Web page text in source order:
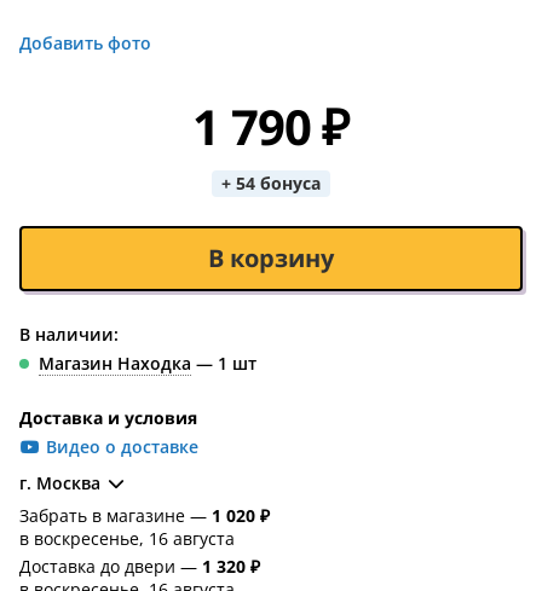
Добавить фото
1 790 ₽
+ 54 бонуса
В корзину
В наличии:
Магазин Находка — 1 шт
Доставка и условия
Видео о доставке
г. Москва
Забрать в магазине — 1 020 ₽
в воскресенье, 16 августа
Доставка до двери — 1 320 ₽